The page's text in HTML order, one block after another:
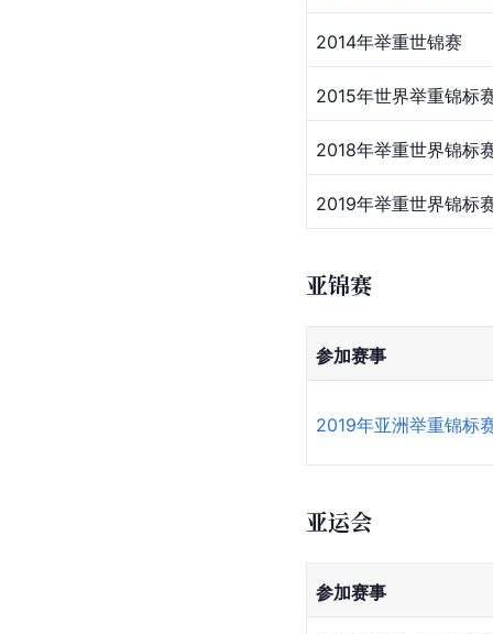
2014年举重世锦赛
2015年世界举重锦标
2018年举重世界锦标
2019年举重世界锦标
亚锦赛
参加赛事
2019年亚洲举重锦标
亚运会
参加赛事